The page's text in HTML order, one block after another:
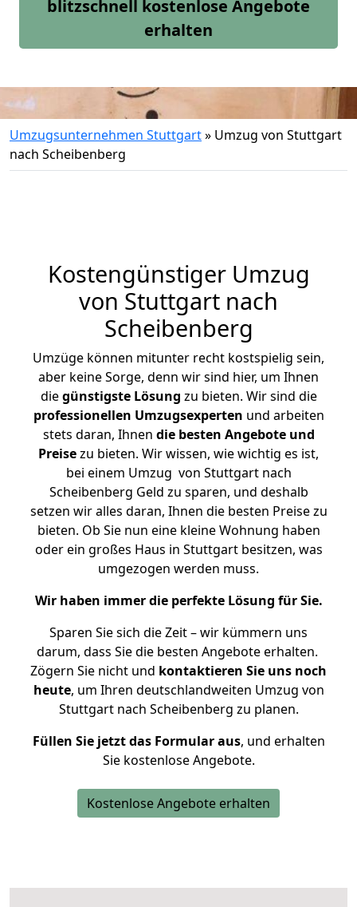
blitzschnell kostenlose Angebote
erhalten
Umzugsunternehmen Stuttgart» Umzug von Stuttgart
nach Scheibenberg
Kostengünstiger Umzug
von Stuttgart nach
Scheibenberg
Umzüge können mitunter recht kostspielig sein,
aber keine Sorge, denn wir sind hier, um Ihnen
diegünstigste Lösung zu bieten. Wir sind die
professionellen Umzugsexperten und arbeiten
stets daran, Ihnen die besten Angebote und
Preisezu bieten. Wir wissen, wie wichtig es ist,
bei einem Umzug von Stuttgart nach
Scheibenberg Geld zu sparen, und deshalb
setzen wir alles daran, Ihnen die besten Preise zu
bieten. Ob Sie nun eine kleine Wohnung haben
oder ein großes Haus in Stuttgart besitzen, was
umgezogen werden muss.
Wir haben immer die perfekte Lösung für Sie.
Sparen Sie sich die Zeit – wir kümmern uns
darum, dass Sie die besten Angebote erhalten.
Zögern Sie nicht und kontaktieren Sie uns noch
heute, um Ihren deutschlandweiten Umzug von
Stuttgart nach Scheibenberg zu planen.
Füllen Sie jetzt das Formular aus, und erhalten
Sie kostenlose Angebote.
Kostenlose Angebote erhalten